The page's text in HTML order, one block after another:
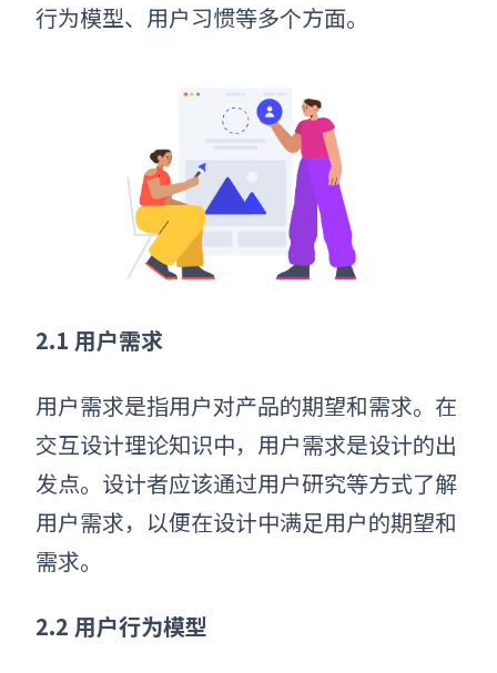
行为模型、用户习惯等多个方面。
2.1 用户需求
用户需求是指用户对产品的期望和需求。在
交互设计理论知识中，用户需求是设计的出
发点。设计者应该通过用户研究等方式了解
用户需求，以便在设计中满足用户的期望和
需求。
2.2 用户行为模型